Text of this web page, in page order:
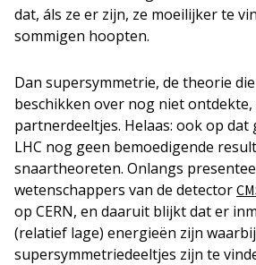
dat, áls ze er zijn, ze moeilijker te
sommigen hoopten.
Dan supersymmetrie, de theorie
beschikken over nog niet ontdekte,
partnerdeeltjes. Helaas: ook op dat
LHC nog geen bemoedigende
snaartheoreten. Onlangs
wetenschappers van de detector
op CERN, en daaruit blijkt dat er
(relatief lage) energieën zijn
supersymmetriedeeltjes zijn te